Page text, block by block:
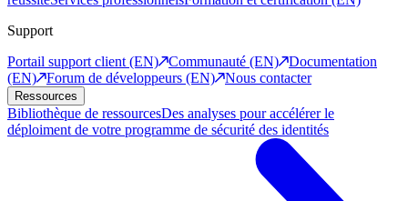
Support
Portail support client (EN)
Communauté (EN)
Documentation
(EN)
Forum de développeurs (EN) Nous contacter
Ressources
Bibliothèque de ressourcesDes analyses pour accélérer le
déploiment de votre programme de sécurité des identités